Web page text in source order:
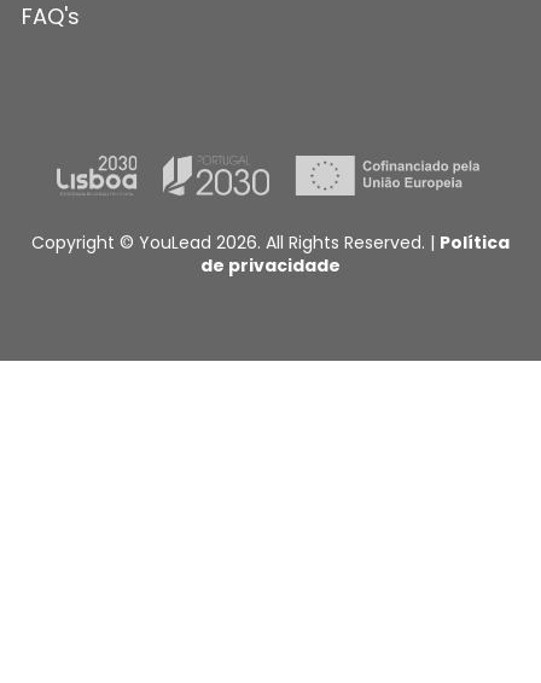
FAQ's
Copyright © YouLead 2026. All Rights Reserved. | Política
de privacidade